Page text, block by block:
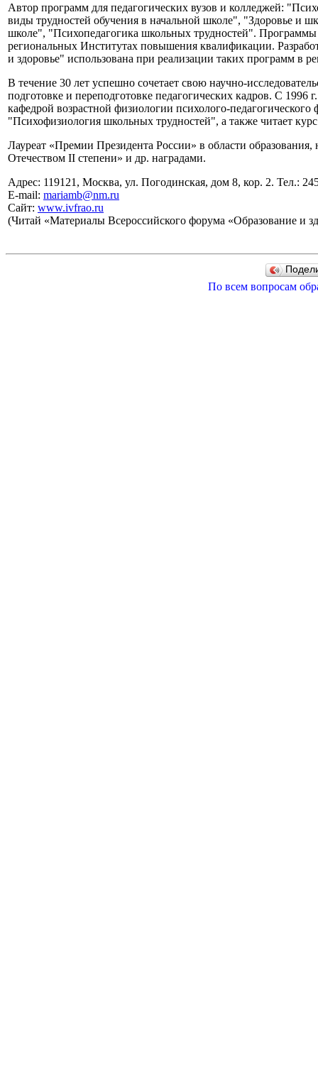
Автор программ для педагогических вузов и колледжей:
виды трудностей обучения в начальной школе", "Здоровье и
школе", "Психопедагогика школьных трудностей".
региональных Институтах повышения квалификации.
и здоровье" использована при реализации таких программ в
В течение 30 лет успешно сочетает свою научно-
подготовке и переподготовке педагогических кадров. С
кафедрой возрастной физиологии психолого-педагогического
"Психофизиология школьных трудностей", а также читает
Лауреат «Премии Президента России» в области
Отечеством II степени» и др. наградами.
Адрес: 119121, Москва, ул. Погодинская, дом 8, кор. 2. Тел.:
E-mail: mariamb@nm.ru
Сайт: www.ivfrao.ru
(Читай «Материалы Всероссийского форума «Образование и
По всем вопросам